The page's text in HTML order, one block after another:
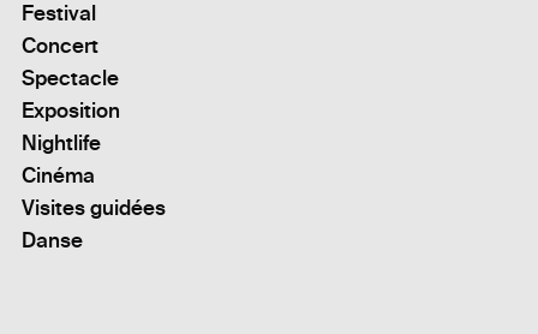
Festival
Concert
Spectacle
Exposition
Nightlife
Cinéma
Visites guidées
Danse